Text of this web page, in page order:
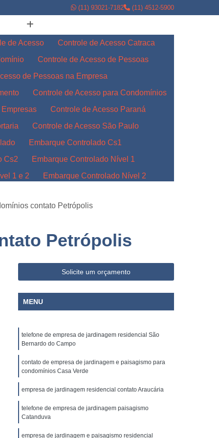
(11) 93021-7182 (11) 4512-5900
de Acesso
Controle de Acesso Catraca
Controle de Acesso de Pessoas
de Pessoas na Empresa
Controle de Acesso para Condomínios
Controle de Acesso Paraná
Controle de Acesso São Paulo
Embarque Controlado Cs1
Cs2
Embarque Controlado Nível 1
1 e 2
Embarque Controlado Nível 2
Indústrias
Embarque Controlado Paraná
Empresa de Portaria e Limpeza
Empresa de Portaria Terceirizada
e Portaria
Empresa Portaria
Empresa Terceirizada de Portaria
de Condomínio
de Condomínios
de Condomínios Residenciais
de Condomínio
de Condomínio
de Condomínios
contato Petrópolis
Petrópolis
Solicite um orçamento
MENU
telefone de empresa de jardinagem residencial São
Bernardo do Campo
contato de empresa de jardinagem e paisagismo para
condomínios Casa Verde
empresa de jardinagem residencial contato Araucária
telefone de empresa de jardinagem paisagismo
Catanduva
empresa de jardinagem e paisagismo residencial